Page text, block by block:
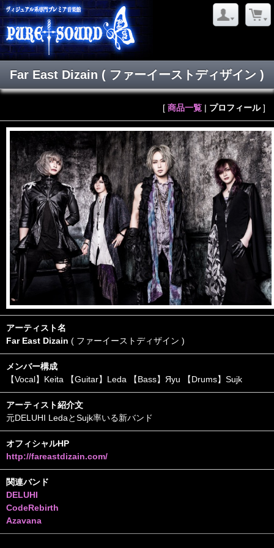
Far East Dizain ( ファーイーストディザイン )
[ 商品一覧 | プロフィール]
アーティスト名
Far East Dizain ( ファーイーストディザイン )
メンバー構成
【Vocal】Keita 【Guitar】Leda 【Bass】Яyu 【Drums】Sujk
アーティスト紹介文
元DELUHI LedaとSujk率いる新バンド
オフィシャルHP
http://fareastdizain.com/
関連バンド
DELUHI
CodeRebirth
Azavana